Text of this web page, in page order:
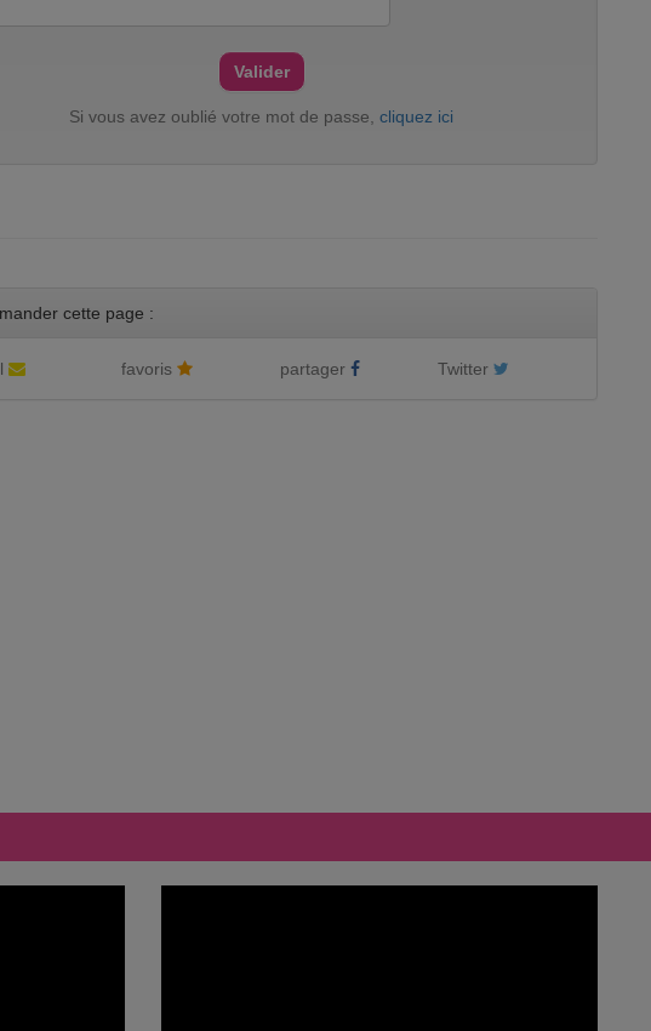
Si vous avez oublié votre mot de passe, cliquez ici
cette page :
favoris partager Twitter